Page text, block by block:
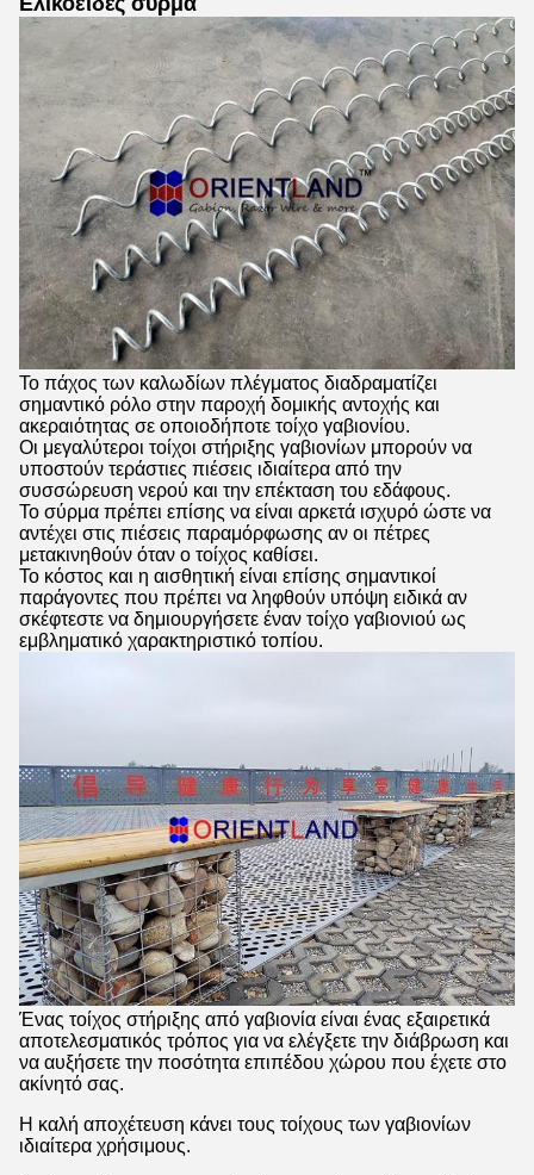
Το πάχος των καλωδίων πλέγματος διαδραματίζει
σημαντικό ρόλο στην παροχή δομικής αντοχής και
ακεραιότητας σε οποιοδήποτε τοίχο γαβιονίου.
Οι μεγαλύτεροι τοίχοι στήριξης γαβιονίων μπορούν να
υποστούν τεράστιες πιέσεις ιδιαίτερα από την
συσσώρευση νερού και την επέκταση του εδάφους.
Το σύρμα πρέπει επίσης να είναι αρκετά ισχυρό ώστε να
αντέχει στις πιέσεις παραμόρφωσης αν οι πέτρες
μετακινηθούν όταν ο τοίχος καθίσει.
Το κόστος και η αισθητική είναι επίσης σημαντικοί
παράγοντες που πρέπει να ληφθούν υπόψη ειδικά αν
σκέφτεστε να δημιουργήσετε έναν τοίχο γαβιονιού ως
εμβληματικό χαρακτηριστικό τοπίου.
Ένας τοίχος στήριξης από γαβιονία είναι ένας εξαιρετικά
αποτελεσματικός τρόπος για να ελέγξετε την διάβρωση και
να αυξήσετε την ποσότητα επιπέδου χώρου που έχετε στο
ακίνητό σας.
Η καλή αποχέτευση κάνει τους τοίχους των γαβιονίων
ιδιαίτερα χρήσιμους.